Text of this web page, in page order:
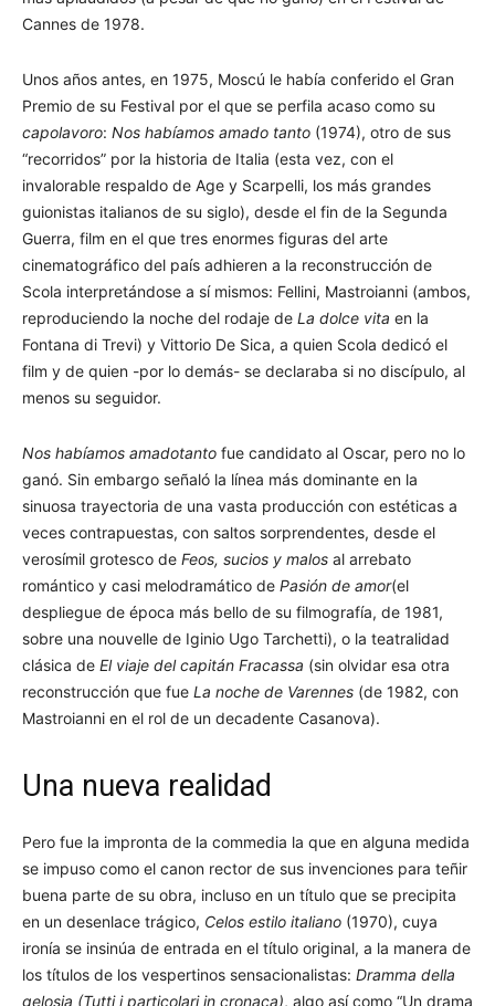
Cannes de 1978.
Unos años antes, en 1975, Moscú le había conferido el Gran
Premio de su Festival por el que se perfila acaso como su
capolavoro: Nos habíamos amado tanto (1974), otro de sus
“recorridos” por la historia de Italia (esta vez, con el
invalorable respaldo de Age y Scarpelli, los más grandes
guionistas italianos de su siglo), desde el fin de la Segunda
Guerra, film en el que tres enormes figuras del arte
cinematográfico del país adhieren a la reconstrucción de
Scola interpretándose a sí mismos: Fellini, Mastroianni (ambos,
reproduciendo la noche del rodaje de La dolce vita en la
Fontana di Trevi) y Vittorio De Sica, a quien Scola dedicó el
film y de quien -por lo demás- se declaraba si no discípulo, al
menos su seguidor.
Nos habíamos amadotanto fue candidato al Oscar, pero no lo
ganó. Sin embargo señaló la línea más dominante en la
sinuosa trayectoria de una vasta producción con estéticas a
veces contrapuestas, con saltos sorprendentes, desde el
verosímil grotesco de Feos, sucios y malos al arrebato
romántico y casi melodramático de Pasión de amor(el
despliegue de época más bello de su filmografía, de 1981,
sobre una nouvelle de Iginio Ugo Tarchetti), o la teatralidad
clásica de El viaje del capitán Fracassa (sin olvidar esa otra
reconstrucción que fue La noche de Varennes (de 1982, con
Mastroianni en el rol de un decadente Casanova).
Una nueva realidad
Pero fue la impronta de la commedia la que en alguna medida
se impuso como el canon rector de sus invenciones para teñir
buena parte de su obra, incluso en un título que se precipita
en un desenlace trágico, Celos estilo italiano (1970), cuya
ironía se insinúa de entrada en el título original, a la manera de
los títulos de los vespertinos sensacionalistas: Dramma della
gelosia (Tutti i particolari in cronaca), algo así como “Un drama